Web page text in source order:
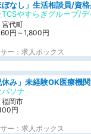
宮代町
円～1,800円
ー：求人ボックス
ソナ
福岡市
円
ー：求人ボックス